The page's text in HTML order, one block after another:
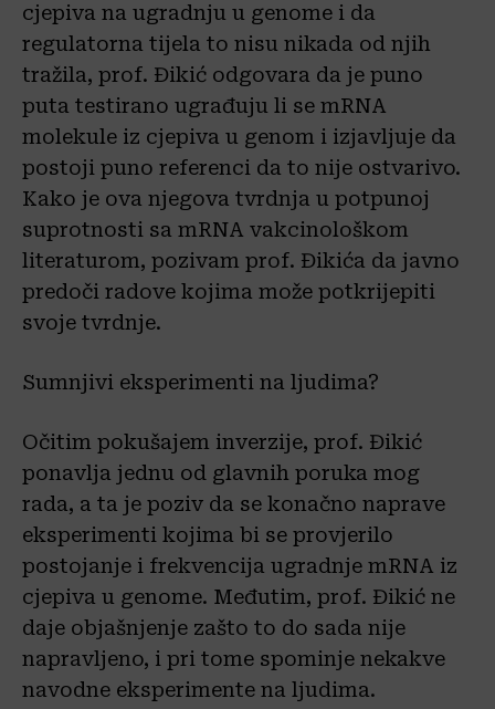
cjepiva na ugradnju u genome i da
regulatorna tijela to nisu nikada od njih
tražila, prof. Đikić odgovara da je puno
puta testirano ugrađuju li se mRNA
molekule iz cjepiva u genom i izjavljuje da
postoji puno referenci da to nije ostvarivo.
Kako je ova njegova tvrdnja u potpunoj
suprotnosti sa mRNA vakcinološkom
literaturom, pozivam prof. Đikića da javno
predoči radove kojima može potkrijepiti
svoje tvrdnje.
Sumnjivi eksperimenti na ljudima?
Očitim pokušajem inverzije, prof. Đikić
ponavlja jednu od glavnih poruka mog
rada, a ta je poziv da se konačno naprave
eksperimenti kojima bi se provjerilo
postojanje i frekvencija ugradnje mRNA iz
cjepiva u genome. Međutim, prof. Đikić ne
daje objašnjenje zašto to do sada nije
napravljeno, i pri tome spominje nekakve
navodne eksperimente na ljudima.